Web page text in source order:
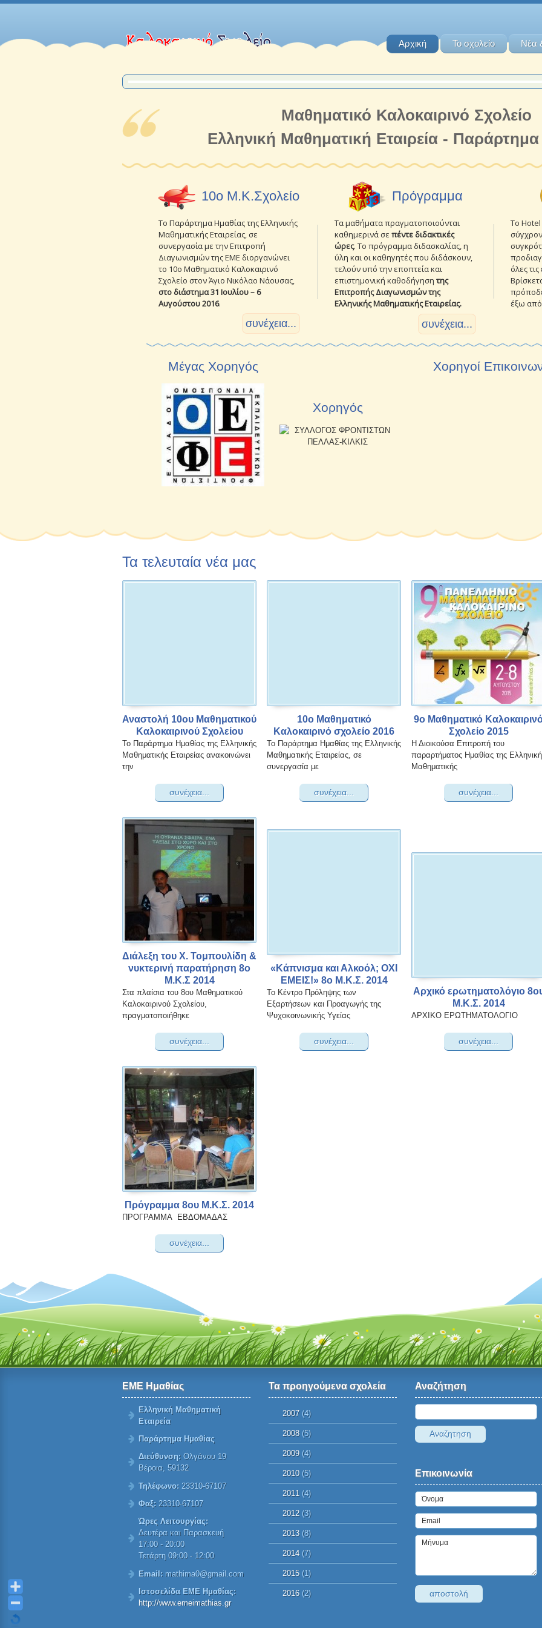
Αρχική Το σχολείο Νέα
Μαθηματικό Καλοκαιρινό Σχολείο
Ελληνική Μαθηματική Εταιρεία -
10o Μ.Κ.Σχολείο
Το Παράρτημα Ημαθίας της Ελληνικής
Μαθηματικής Εταιρείας, σε
συνεργασία με την Επιτροπή
Διαγωνισμών της ΕΜΕ διοργανώνει
το 10ο Μαθηματικό Καλοκαιρινό
Σχολείο στον Άγιο Νικόλαο Νάουσας,
στο διάστημα 31 Ιουλίου – 6
Αυγούστου 2016.
συνέχεια...
Πρόγραμμα
Τα μαθήματα πραγματοποιούνται
καθημερινά σεπέντε διδακτικές
ώρες. Το πρόγραμμα διδασκαλίας, η
ύλη και οι καθηγητές που διδάσκουν,
τελούν υπό την εποπτεία και
επιστημονική καθοδήγησητης
Επιτροπής Διαγωνισμών της
Ελληνικής Μαθηματικής Εταιρείας.
συνέχεια...
Το Hotel
όλες
έξω
Μέγας Χορηγός
Χορηγός
Χορηγοί
Τα τελευταία νέα μας
Αναστολή 10ου Μαθηματικού
Καλοκαιρινού Σχολείου
Το Παράρτημα Ημαθίας της Ελληνικής
Μαθηματικής Εταιρείας ανακοινώνει
την
συνέχεια...
10ο Μαθηματικό
Καλοκαιρινό σχολείο 2016
Το Παράρτημα Ημαθίας της Ελληνικής
Μαθηματικής Εταιρείας, σε
συνεργασία με
συνέχεια...
9ο Μαθηματικό
Σχολείο 2015
Η Διοικούσα Επιτροπή του
παραρτήματος Ημαθίας της
Μαθηματικής
συνέχεια...
Διάλεξη του Χ. Τομπουλίδη &
νυκτερινή παρατήρηση 8ο
Μ.Κ.Σ 2014
Στα πλαίσια του 8ου Μαθηματικού
Καλοκαιρινού Σχολείου,
πραγματοποιήθηκε
συνέχεια...
«Κάπνισμα και Αλκοόλ; ΟΧΙ
ΕΜΕΙΣ!» 8ο Μ.Κ.Σ. 2014
Το Κέντρο Πρόληψης των
Εξαρτήσεων και Προαγωγής της
Ψυχοκοινωνικής Υγείας
συνέχεια...
Αρχικό ερωτηματολόγιο
Μ.Κ.Σ. 2014
ΑΡΧΙΚΟ ΕΡΩΤΗΜΑΤΟΛΟΓΙΟ
συνέχεια...
Πρόγραμμα 8ου Μ.Κ.Σ. 2014
ΠΡΟΓΡΑΜΜΑ ΕΒΔΟΜΑΔΑΣ
συνέχεια...
ΕΜΕ Ημαθίας
Ελληνική Μαθηματική
Εταιρεία
Παράρτημα Ημαθίας
Διεύθυνση:Ολγάνου 19
Βέροια, 59132
Τηλέφωνο:23310-67107
Φαξ:23310-67107
Ώρες Λειτουργίας:
Δευτέρα και Παρασκευή
17:00 - 20:00
Τετάρτη 09:00 - 12:00
Email:mathima0@gmail.com
Ιστοσελίδα ΕΜΕ Ημαθίας:
http://www.emeimathias.gr
Τα προηγούμενα σχολεία
2007(4)
2008(5)
2009(4)
2010(5)
2011 (4)
2012(3)
2013(8)
2014(7)
2015(1)
2016(2)
Αναζήτηση
Επικοινωνία